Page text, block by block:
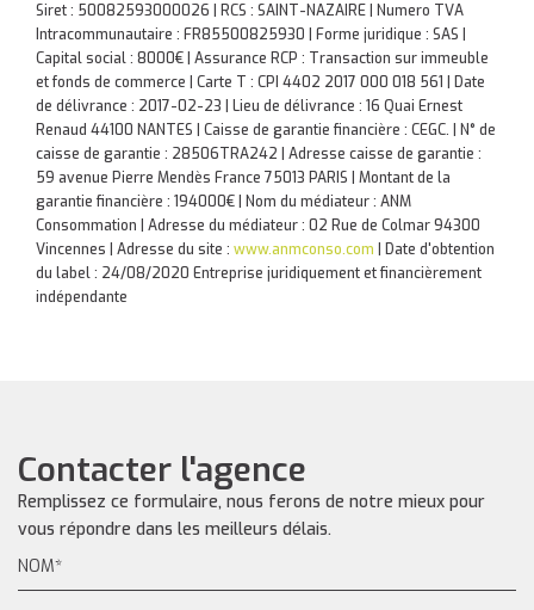
Siret : 50082593000026 | RCS : SAINT-NAZAIRE | Numero TVA
Intracommunautaire : FR85500825930 | Forme juridique : SAS |
Capital social : 8000€ | Assurance RCP : Transaction sur immeuble
et fonds de commerce | Carte T : CPI 4402 2017 000 018 561 | Date
de délivrance : 2017-02-23 | Lieu de délivrance : 16 Quai Ernest
Renaud 44100 NANTES | Caisse de garantie financière : CEGC. | N° de
caisse de garantie : 28506TRA242 | Adresse caisse de garantie :
59 avenue Pierre Mendès France 75013 PARIS | Montant de la
garantie financière : 194000€ | Nom du médiateur : ANM
Consommation | Adresse du médiateur : 02 Rue de Colmar 94300
Vincennes | Adresse du site : www.anmconso.com | Date d'obtention
du label : 24/08/2020 Entreprise juridiquement et financièrement
indépendante
Contacter l'agence
Remplissez ce formulaire, nous ferons de notre mieux pour
vous répondre dans les meilleurs délais.